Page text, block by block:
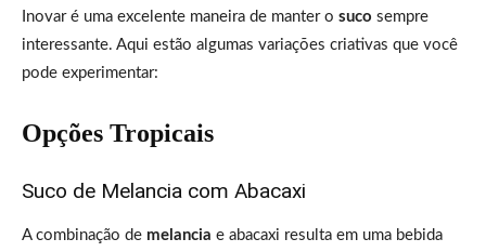
Inovar é uma excelente maneira de manter o suco sempre
interessante. Aqui estão algumas variações criativas que você
pode experimentar:
Opções Tropicais
Suco de Melancia com Abacaxi
A combinação de melancia e abacaxi resulta em uma bebida